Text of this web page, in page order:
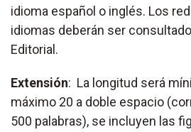
idioma español o inglés. Los
idiomas deberán ser
Editorial.
Extensión: La longitud será
máximo 20 a doble espacio
500 palabras), se incluyen las